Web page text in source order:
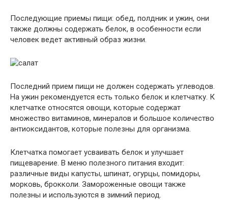
Последующие приемы пищи: обед, полдник и ужин, они
также должны содержать белок, в особенности если
человек ведет активный образ жизни.
Последний прием пищи не должен содержать углеводов.
На ужин рекомендуется есть только белок и клетчатку. К
клетчатке относятся овощи, которые содержат
множество витаминов, минералов и большое количество
антиоксидантов, которые полезны для организма.
Клетчатка помогает усваивать белок и улучшает
пищеварение. В меню полезного питания входит:
различные виды капусты, шпинат, огурцы, помидоры,
морковь, брокколи. Замороженные овощи также
полезны и используются в зимний период.